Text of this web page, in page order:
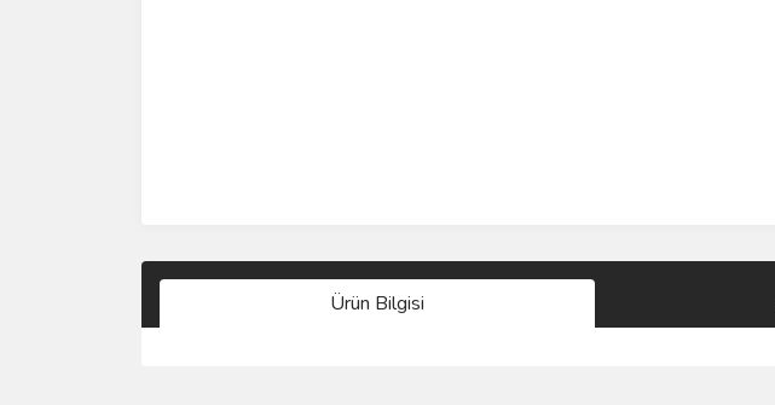
Ürün Bilgisi